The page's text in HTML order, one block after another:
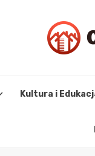
Kultura i